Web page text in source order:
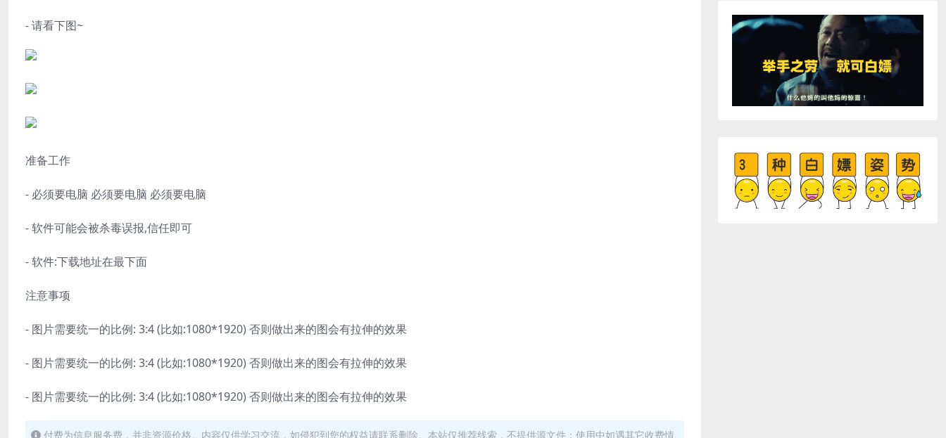
- 请看下图~
准备工作
- 必须要电脑 必须要电脑 必须要电脑
- 软件可能会被杀毒误报,信任即可
- 软件:下载地址在最下面
注意事项
- 图片需要统一的比例: 3:4 (比如:1080*1920) 否则做出来的图会有拉伸的效果
- 图片需要统一的比例: 3:4 (比如:1080*1920) 否则做出来的图会有拉伸的效果
- 图片需要统一的比例: 3:4 (比如:1080*1920) 否则做出来的图会有拉伸的效果
付费为信息服务费，并非资源价格。内容仅供学习交流，如侵犯到您的权益请联系删除。本站仅推荐线索，不提供源文件；使用中如遇其它收费情